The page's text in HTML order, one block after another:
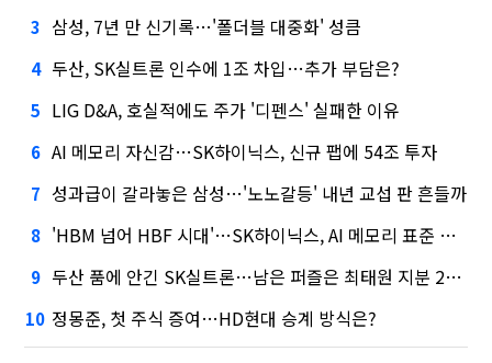
3 삼성, 7년 만 신기록…'폴더블 대중화' 성큼
4 두산, SK실트론 인수에 1조 차입…추가 부담은?
5 LIG D&A, 호실적에도 주가 '디펜스' 실패한 이유
6 AI 메모리 자신감…SK하이닉스, 신규 팹에 54조 투자
7 성과급이 갈라놓은 삼성…'노노갈등' 내년 교섭 판 흔들까
8 'HBM 넘어 HBF 시대'…SK하이닉스, AI 메모리 표준 선점 나섰다
9 두산 품에 안긴 SK실트론…남은 퍼즐은 최태원 지분 29.4%
10 정몽준, 첫 주식 증여…HD현대 승계 방식은?